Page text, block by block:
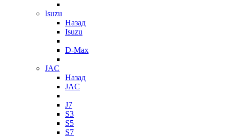
Isuzu
Назад
Isuzu
D-Max
JAC
Назад
JAC
J7
S3
S5
S7